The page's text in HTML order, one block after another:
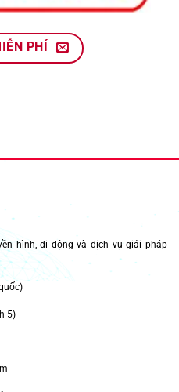
PHÍ
hình, di động và dịch vụ giải pháp
5)